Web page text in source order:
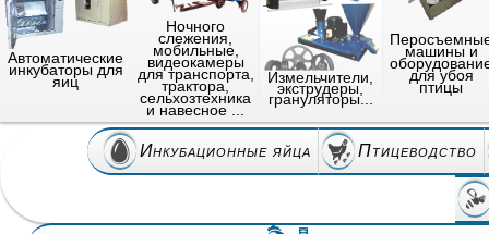
Автоматические
инкубаторы для
яиц
Ночного
слежения,
мобильные,
видеокамеры
для транспорта,
трактора,
сельхозтехника
и навесное ...
Измельчители,
экструдеры,
грануляторы...
машины и
для убоя
птицы
Инкубационные яйца Птицеводство